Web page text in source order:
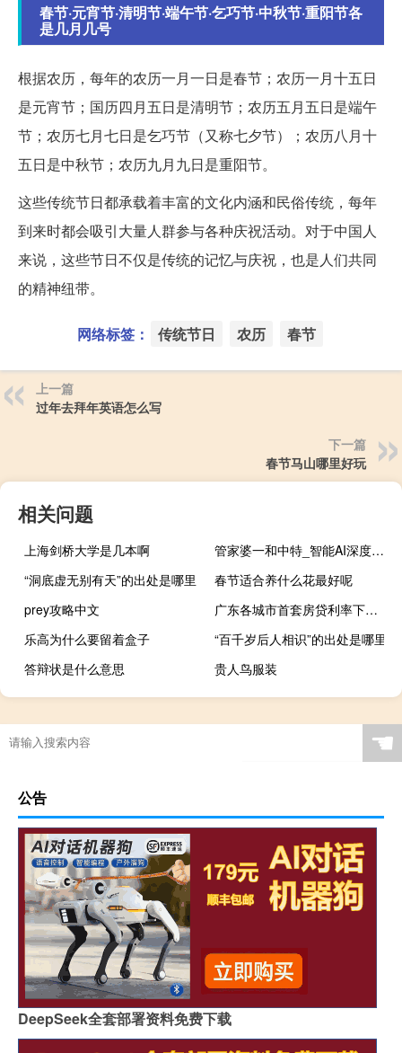
春节·元宵节·清明节·端午节·乞巧节·中秋节·重阳节各
是几月几号
根据农历，每年的农历一月一日是春节；农历一月十五日
是元宵节；国历四月五日是清明节；农历五月五日是端午
节；农历七月七日是乞巧节（又称七夕节）；农历八月十
五日是中秋节；农历九月九日是重阳节。
这些传统节日都承载着丰富的文化内涵和民俗传统，每年
到来时都会吸引大量人群参与各种庆祝活动。对于中国人
来说，这些节日不仅是传统的记忆与庆祝，也是人们共同
的精神纽带。
网络标签： 传统节日 农历 春节
上一篇
过年去拜年英语怎么写
下一篇
春节马山哪里好玩
相关问题
上海剑桥大学是几本啊
管家婆一和中特_智能AI深度解析_iPhone版v11.64.281
“洞底虚无别有天”的出处是哪里
春节适合养什么花最好呢
prey攻略中文
广东各城市首套房贷利率下限历史调整公布
乐高为什么要留着盒子
“百千岁后人相识”的出处是哪里
答辩状是什么意思
贵人鸟服装
☚
公告
DeepSeek全套部署资料免费下载